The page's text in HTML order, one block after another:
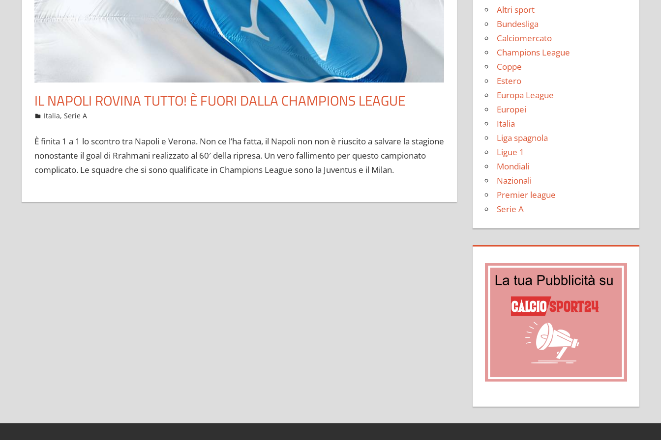
IL NAPOLI ROVINA TUTTO! È FUORI DALLA CHAMPIONS LEAGUE
Maggio 24, 2021
admin
Italia,Serie A
È finita 1 a 1 lo scontro tra Napoli e Verona. Non ce l’ha fatta, il Napoli non non è riuscito a salvare la stagione
nonostante il goal di Rrahmani realizzato al 60′ della ripresa. Un vero fallimento per questo campionato
complicato. Le squadre che si sono qualificate in Champions League sono la Juventus e il Milan.
Altri sport
Bundesliga
Calciomercato
Champions League
Coppe
Estero
Europa League
Europei
Italia
Liga spagnola
Ligue 1
Mondiali
Nazionali
Premier league
Serie A